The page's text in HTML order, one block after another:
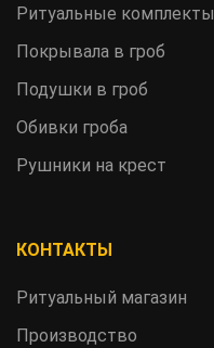
Ритуальные комплекты
Покрывала в гроб
Подушки в гроб
Обивки гроба
Рушники на крест
КОНТАКТЫ
Ритуальный магазин
Производство